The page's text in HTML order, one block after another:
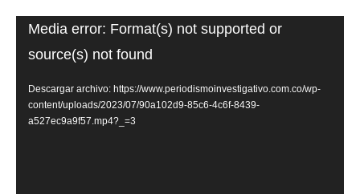
Reproductor
de
Media error: Format(s) not supported or
source(s) not found
Descargar archivo: https://www.periodismoinvestigativo.com.co/wp-
content/uploads/2023/07/90a102d9-85c6-4c6f-8439-
a527ec9a9f57.mp4?_=3